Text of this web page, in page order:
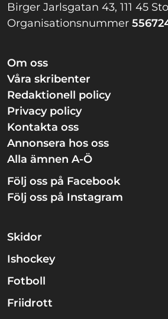
Birger Jarlsgatan 43, 111 45
Organisationsnummer
Om oss
Våra skribenter
Redaktionell policy
Privacy policy
Kontakta oss
Annonsera hos oss
Alla ämnen A-Ö
Följ oss på Facebook
Följ oss på Instagram
Skidor
Ishockey
Fotboll
Friidrott